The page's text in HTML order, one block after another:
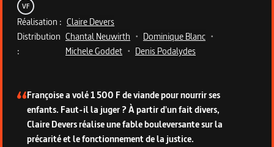
VF
Réalisation : Claire Devers
Distribution
:
Chantal Neuwirth • Dominique Blanc •
Michele Goddet • Denis Podalydes
Françoise a volé 1 500 F de viande pour nourrir ses
enfants. Faut-il la juger ? À partir d'un fait divers,
Claire Devers réalise une fable bouleversante sur la
précarité et le fonctionnement de la justice.